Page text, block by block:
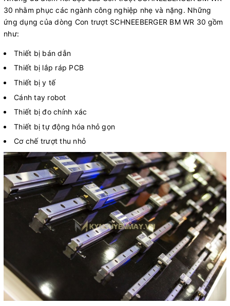
30 nhằm phục các ngành công nghiệp nhẹ và nặng. Những
ứng dụng của dòng Con trượt SCHNEEBERGER BM WR 30 gồm
như:
Thiết bị bán dẫn
Thiết bị lắp ráp PCB
Thiết bị y tế
Cánh tay robot
Thiết bị đo chính xác
Thiết bị tự động hóa nhỏ gọn
Cơ chế trượt thu nhỏ